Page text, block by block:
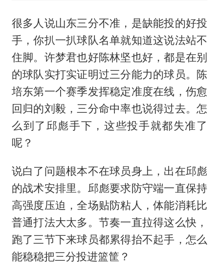
很多人说山东三分不准，是缺能投的好投
手，你扒一扒球队名单就知道这说法站不
住脚。许梦君也好陈林坚也好，都是在别
的球队实打实证明过三分能力的球员。陈
培东第一个赛季发挥稳定准度在线，伤愈
回归的刘毅，三分命中率也说得过去。怎
么到了邱彪手下，这些投手就都失准了
呢？
说白了问题根本不在球员身上，出在邱彪
的战术安排里。邱彪要求防守端一直保持
高强度压迫，全场贴防粘人，体能消耗比
普通打法大太多。节奏一直拉得这么快，
跑了三节下来球员都累得抬不起手，怎么
能稳稳把三分投进篮筐？